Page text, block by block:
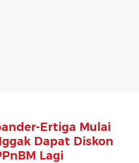
Ertiga Mulai
Dapat Diskon
Lagi